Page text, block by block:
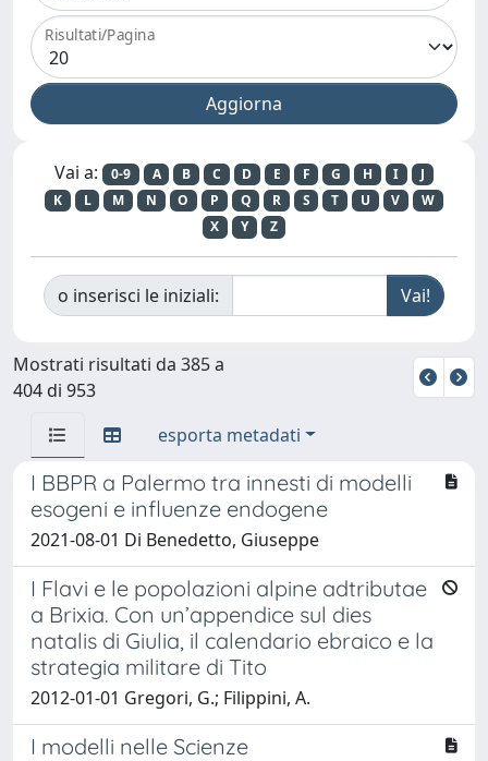
Risultati/Pagina
Vai a: 0-9 A B C D E F G H I
J
K
L M N O P Q R S T U V
W
X
Y Z
o inserisci le iniziali:
Mostrati risultati da 385 a
404 di 953
esporta metadati
I BBPR a Palermo tra innesti di modelli
esogeni e influenze endogene
2021-08-01 Di Benedetto, Giuseppe
I Flavi e le popolazioni alpine adtributae
a Brixia. Con un’appendice sul dies
natalis di Giulia, il calendario ebraico e la
strategia militare di Tito
2012-01-01 Gregori, G.; Filippini, A.
I modelli nelle Scienze